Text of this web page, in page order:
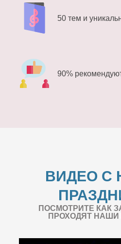
50 тем и
90%
ВИДЕО С
ПОСМОТРИТЕ КАК
ПРОХОДЯТ НАШИ